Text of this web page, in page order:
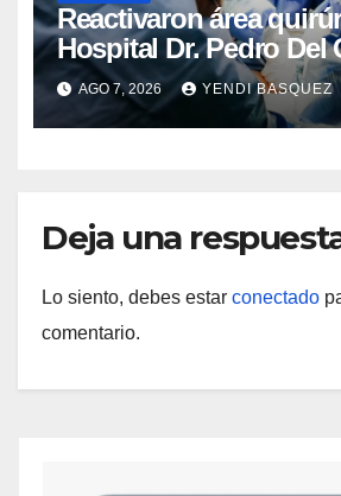
Reactivaron área
Hospital Dr. Pedro Del
Guárico
AGO 7, 2026 YENDI BASQUEZ
Deja una
Lo siento, debes estar conectado
comentario.